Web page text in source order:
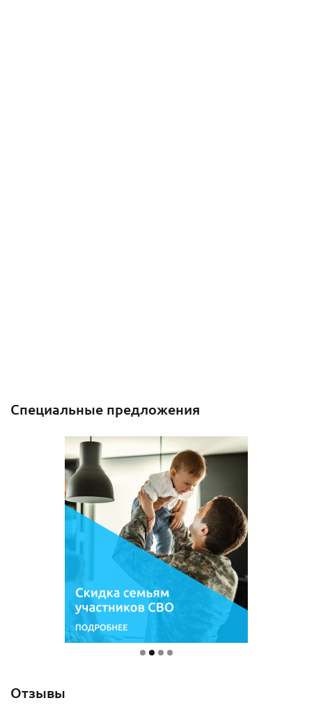
Специальные предложения
Отзывы